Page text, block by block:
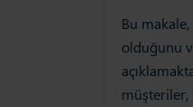
Bu
olduğunu
müşteriler,